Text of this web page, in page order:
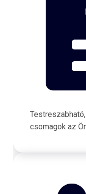
csomagok az